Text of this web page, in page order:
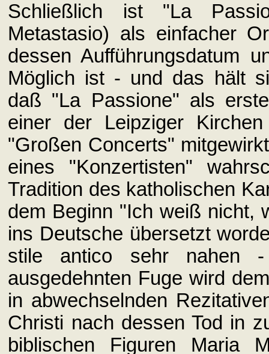
Schließlich ist "La
Metastasio) als einfacher
dessen Aufführungsdatum
Möglich ist - und das hält
daß "La Passione" als
einer der Leipziger
"Großen Concerts"
eines "Konzertisten"
Tradition des katholischen
dem Beginn "Ich weiß nicht,
ins Deutsche übersetzt
stile antico sehr nahen -
ausgedehnten Fuge wird
in abwechselnden
Christi nach dessen Tod in
biblischen Figuren Maria